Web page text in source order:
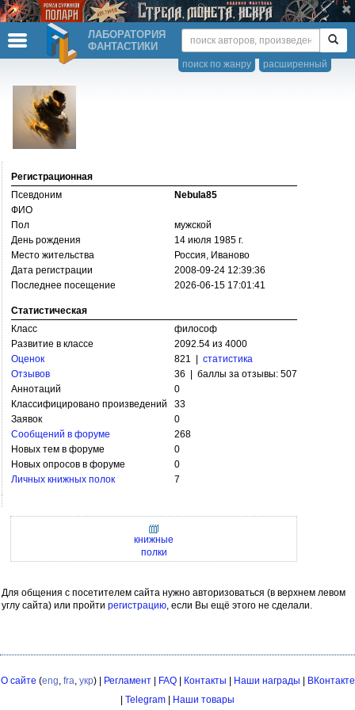
ЛАБОРАТОРИЯ
ФАНТАСТИКИ
расширенный
поиск по жанру
Регистрационная
Псевдоним
Nebula85
ФИО
Пол
мужской
День рождения
14 июля 1985 г.
Место жительства
Россия, Иваново
Дата регистрации
2008-09-24 12:39:36
Последнее посещение
2026-06-15 17:01:41
Статистическая
Класс
философ
Развитие в классе
2092.54 из 4000
Оценок
821 | статистика
Отзывов
36 | баллы за отзывы: 507
Аннотаций
0
Классифицировано произведений
33
Заявок
0
Сообщений в форуме
268
Новых тем в форуме
0
Новых опросов в форуме
0
Личных книжных полок
7
книжные
полки
Для общения с посетителем сайта нужно авторизоваться (в верхнем левом
углу сайта) или пройти регистрацию, если Вы ещё этого не сделали.
О сайте (eng, fra, укр) | Регламент| FAQ| Контакты Наши награды
ВКонтакте
Telegram Наши товары